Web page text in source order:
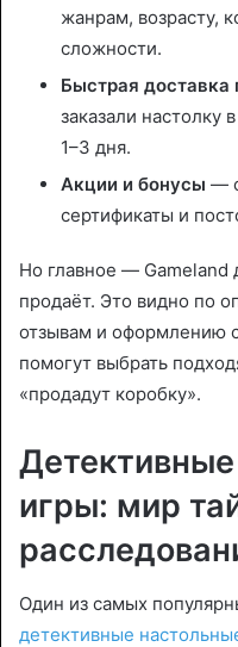
жанрам, возрасту,
сложности.
Быстрая доставка
заказали настолку
1–3 дня.
Акции и бонусы —
сертификаты и
Но главное — Gameland
продаёт. Это видно по
отзывам и оформлению
помогут выбрать
«продадут коробку».
игры: мир
Один из самых
детективные